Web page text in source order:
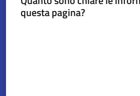
Servizi
Menu selezionato
questa pagina?